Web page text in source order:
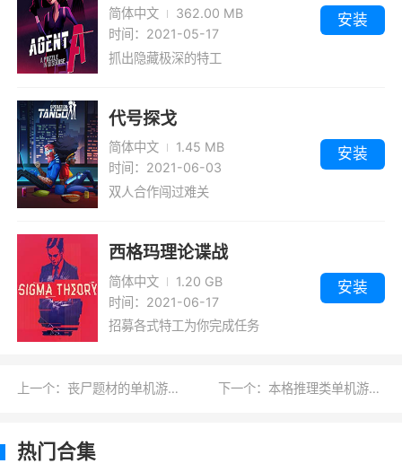
简体中文
362.00 MB
时间：2021-05-17
抓出隐藏极深的特工
安装
代号探戈
简体中文
1.45 MB
时间：2021-06-03
双人合作闯过难关
安装
西格玛理论谍战
简体中文
1.20 GB
时间：2021-06-17
招募各式特工为你完成任务
安装
上一个：丧尸题材的单机游戏合集 下一个：本格推理类单机游戏合集
热门合集